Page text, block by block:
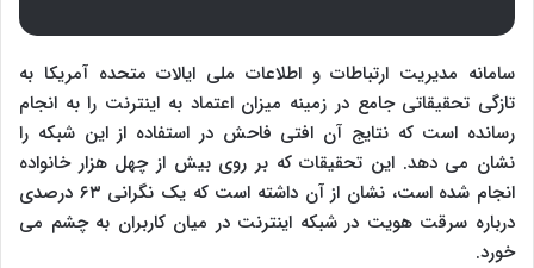
سامانه مدیریت ارتباطات و اطلاعات ملی ایالات متحده آمریکا به
تازگی تحقیقاتی جامع در زمینه میزان اعتماد به اینترنت را به انجام
رسانده است که نتایج آن افتی فاحش در استفاده از این شبکه را
نشان می دهد. این تحقیقات که بر روی بیش از چهل هزار خانواده
انجام شده است، نشان از آن داشته است که یک نگرانی ۶۳ درصدی
درباره سرقت هویت در شبکه اینترنت در میان کاربران به چشم می
خورد.